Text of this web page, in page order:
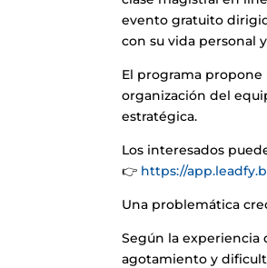
evento gratuito
con su vida personal
El programa propone
organización del
estratégica.
Los interesados
👉 https://
Una problemática
Según la experiencia
agotamiento y